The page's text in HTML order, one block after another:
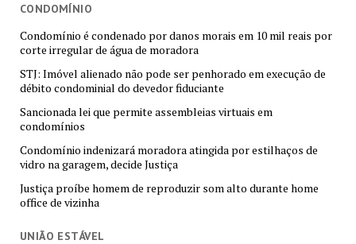
CONDOMÍNIO
Condomínio é condenado por danos morais em 10 mil reais por
corte irregular de água de moradora
STJ: Imóvel alienado não pode ser penhorado em execução de
débito condominial do devedor fiduciante
Sancionada lei que permite assembleias virtuais em
condomínios
Condomínio indenizará moradora atingida por estilhaços de
vidro na garagem, decide Justiça
Justiça proíbe homem de reproduzir som alto durante home
office de vizinha
UNIÃO ESTÁVEL